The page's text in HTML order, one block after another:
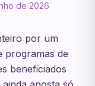
de 2026
por um
programas de
beneficiados